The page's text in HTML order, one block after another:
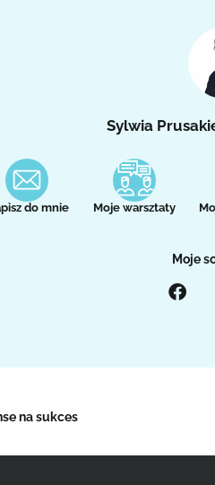
Sylwia
do mnie Moje warsztaty
Moje
na sukces